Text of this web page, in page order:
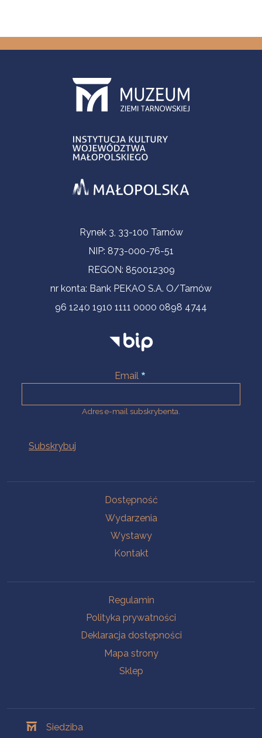
Informacje kontaktoweRynek 3, 33-100 Tarnów
NIP: 873-000-76-51
REGON: 850012309
nr konta: Bank PEKAO S.A. O/Tarnów
96 1240 1910 1111 0000 0898 4744
Email
Adres e-mail subskrybenta.
Dostępność
Wydarzenia
Wystawy
Kontakt
Regulamin
Polityka prywatności
Deklaracja dostępności
Mapa strony
Sklep
Siedziba